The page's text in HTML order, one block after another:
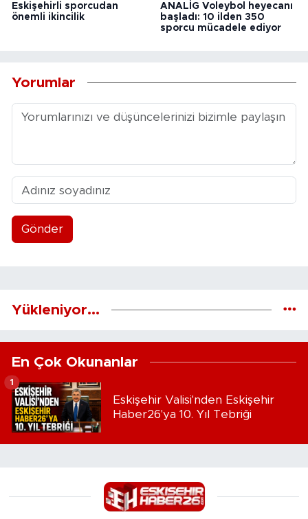
Eskişehirli sporcudan
önemli ikincilik
ANALİG Voleybol heyecanı
başladı: 10 ilden 350
sporcu mücadele ediyor
Yorumlar
Gönder
Yükleniyor...
En Çok Okunanlar
Eskişehir Valisi'nden Eskişehir
Haber26'ya 10. Yıl Tebriği
1